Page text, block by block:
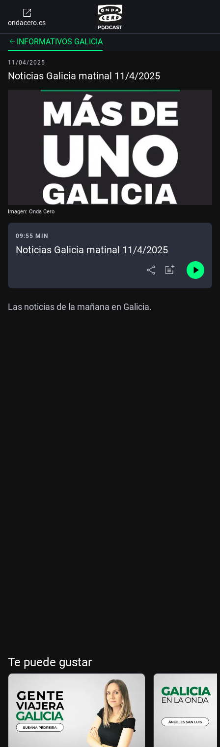
ondacero.es
INFORMATIVOS GALICIA
11/04/2025
Noticias Galicia matinal 11/4/2025
Imagen: Onda Cero
09:55 MIN
Noticias Galicia matinal 11/4/2025
Las noticias de la mañana en Galicia.
Te puede gustar